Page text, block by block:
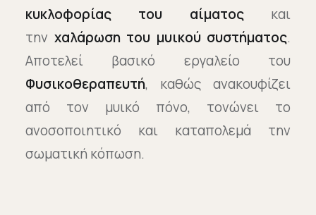
κυκλοφορίας του αίματοςκαι
την χαλάρωση του μυικού συστήματος.
Αποτελεί βασικό εργαλείο του
Φυσικοθεραπευτή, καθώς ανακουφίζει
από τον μυικό πόνο, τονώνει το
ανοσοποιητικό και καταπολεμά την
σωματική κόπωση.